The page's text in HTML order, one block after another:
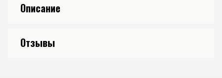
Описание
Отзывы